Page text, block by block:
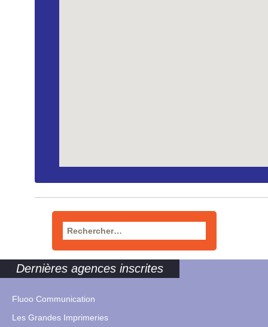
Rechercher :
Dernières agences inscrites
Fluoo Communication
Les Grandes Imprimeries